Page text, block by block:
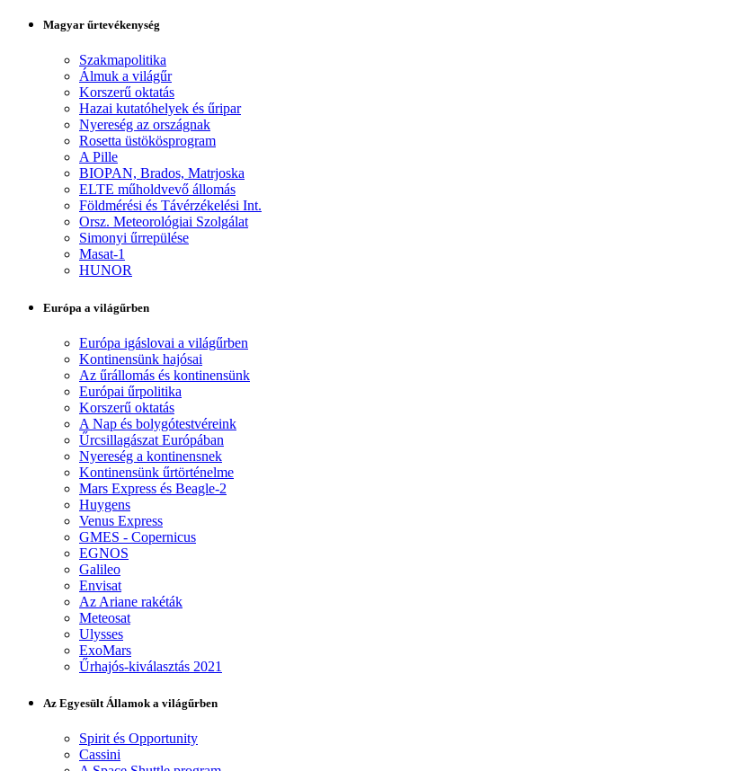
Magyar űrtevékenység
Szakmapolitika
Álmuk a világűr
Korszerű oktatás
Hazai kutatóhelyek és űripar
Nyereség az országnak
Rosetta üstökösprogram
A Pille
BIOPAN, Brados, Matrjoska
ELTE műholdvevő állomás
Földmérési és Távérzékelési Int.
Orsz. Meteorológiai Szolgálat
Simonyi űrrepülése
Masat-1
HUNOR
Európa a világűrben
Európa igáslovai a világűrben
Kontinensünk hajósai
Az űrállomás és kontinensünk
Európai űrpolitika
Korszerű oktatás
A Nap és bolygótestvéreink
Űrcsillagászat Európában
Nyereség a kontinensnek
Kontinensünk űrtörténelme
Mars Express és Beagle-2
Huygens
Venus Express
GMES - Copernicus
EGNOS
Galileo
Envisat
Az Ariane rakéták
Meteosat
Ulysses
ExoMars
Űrhajós-kiválasztás 2021
Az Egyesült Államok a világűrben
Spirit és Opportunity
Cassini